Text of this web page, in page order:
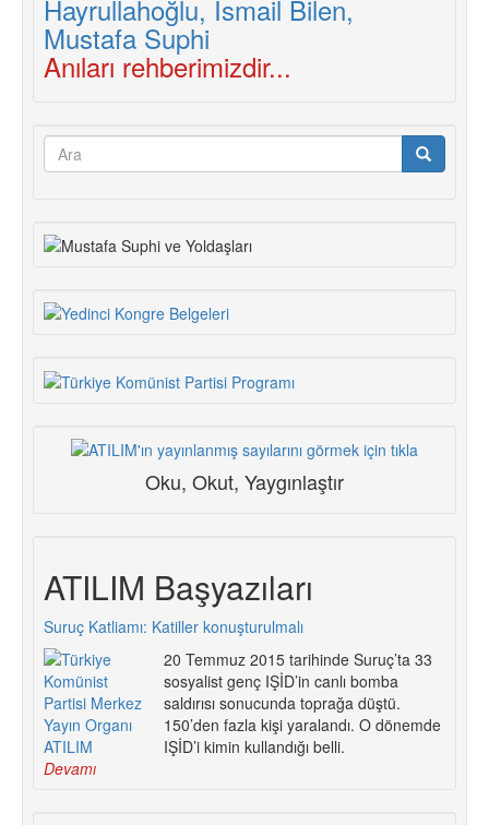
Anıları rehberimizdir...
Arama
Oku, Okut, Yaygınlaştır
ATILIM Başyazıları
Suruç Katliamı: Katiller konuşturulmalı
20 Temmuz 2015 tarihinde Suruç’ta 33
sosyalist genç IŞİD’in canlı bomba
saldırısı sonucunda toprağa düştü.
150’den fazla kişi yaralandı. O dönemde
IŞİD’i kimin kullandığı belli.
Devamı